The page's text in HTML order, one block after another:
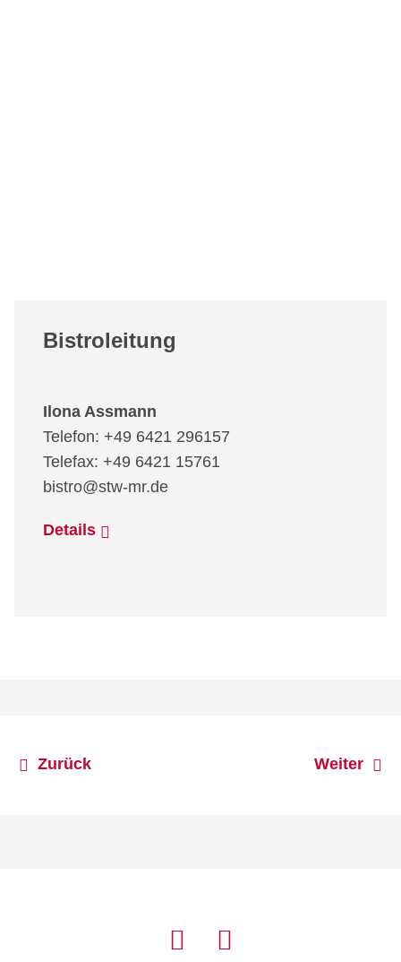
Bistroleitung
Ilona Assmann
Telefon: +49 6421 296157
Telefax: +49 6421 15761
bistro@stw-mr.de
Details
Zurück Weiter